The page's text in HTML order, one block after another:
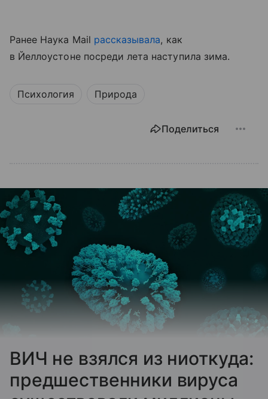
Ранее Наука Mail рассказывала, как
в Йеллоустоне посреди лета наступила зима.
Психология Природа
Поделиться
ВИЧ не взялся из ниоткуда:
предшественники вируса